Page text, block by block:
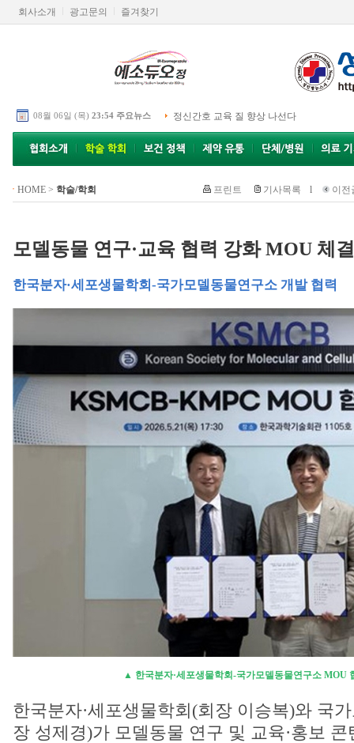
회사소개 광고문의 즐겨찾기
08월 06일 (목) 23:54 주요뉴스 정신간호 교육 질 향상 나선다
HOME> 학술/학회 프린트 기사목록 l 이전
모델동물 연구·교육 협력 강화 MOU 체결
한국분자·세포생물학회-국가모델동물연구소 개발 협력
▲ 한국분자·세포생물학회-국가모델동물연구소 MOU
한국분자·세포생물학회(회장 이승복)와 국
장 성제경)가 모델동물 연구 및 교육·홍보